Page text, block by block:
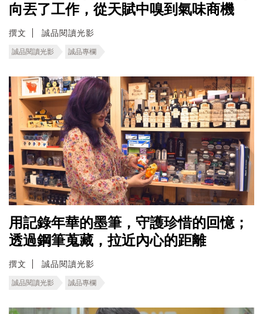
向丟了工作，從天賦中嗅到氣味商機
撰文 誠品閱讀光影
誠品閱讀光影 誠品專欄
用記錄年華的墨筆，守護珍惜的回憶；
透過鋼筆蒐藏，拉近內心的距離
撰文 誠品閱讀光影
誠品閱讀光影 誠品專欄